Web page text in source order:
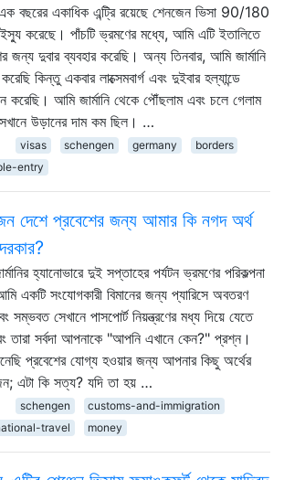
বছরের একাধিক এন্ট্রি রয়েছে শেনজেন ভিসা 90/180
করেছে। পাঁচটি ভ্রমণের মধ্যে, আমি এটি ইতালিতে
জন্য দুবার ব্যবহার করেছি। অন্য তিনবার, আমি জার্মানি
কিন্তু একবার লাক্সেমবার্গ এবং দুইবার হল্যান্ডে
করেছি। আমি জার্মানি থেকে পৌঁছলাম এবং চলে গেলাম
উড়ানের দাম কম ছিল। …
visas schengen germany
borders
entry
দেশে প্রবেশের জন্য আমার কি নগদ অর্থ
হ্যানোভারে দুই সপ্তাহের পর্যটন ভ্রমণের পরিকল্পনা
একটি সংযোগকারী বিমানের জন্য প্যারিসে অবতরণ
সম্ভবত সেখানে পাসপোর্ট নিয়ন্ত্রণের মধ্য দিয়ে যেতে
তারা সর্বদা আপনাকে "আপনি এখানে কেন?" প্রশ্ন।
প্রবেশের যোগ্য হওয়ার জন্য আপনার কিছু অর্থের
এটা কি সত্য? যদি তা হয় …
schengen
customs-and-immigration
travel
money